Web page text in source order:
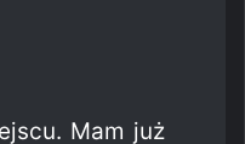
Mam już